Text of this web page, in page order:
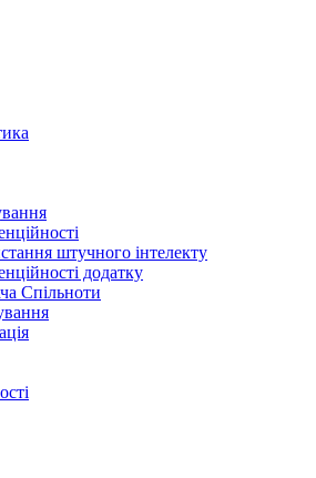
штучного інтелекту
додатку
Спільноти